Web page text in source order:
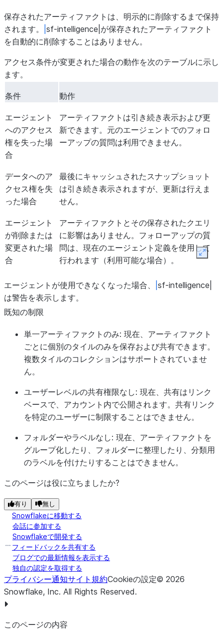
保存されたアーティファクトは、明示的に削除するまで保持
されます。
sf-intelligence|が保存されたアーティファクト
を自動的に削除することはありません。
アクセス条件が変更された場合の動作を次のテーブルに示し
ます。
条件 動作
エージェント
へのアクセス
権を失った場
合
アーティファクトは引き続き表示および更
新できます。元のエージェントでのフォロ
ーアップの質問は利用できません。
データへのア
クセス権を失
った場合
最後にキャッシュされたスナップショット
は引き続き表示されますが、更新は行えま
せん。
エージェント
が削除または
変更された場
合
アーティファクトとその保存されたクエリ
に影響はありません。フォローアップの質
問は、現在のエージェント定義を使用して
行われます（利用可能な場合）。
エージェントが使用できなくなった場合、
sf-intelligence|
は警告を表示します。
既知の制限
単一アーティファクトのみ: 現在、アーティファクト
ごとに個別のタイルのみを保存および共有できます。
複数タイルのコレクションはサポートされていませ
ん。
ユーザーレベルの共有権限なし: 現在、共有はリンク
ベースで、アカウント内で公開されます。共有リンク
を特定のユーザーに制限することはできません。
フォルダーやラベルなし: 現在、アーティファクトを
グループ化したり、フォルダーに整理したり、分類用
のラベルを付けたりすることはできません。
このページは役に立ちましたか?
有り 無し
Snowflakeに移動する
会話に参加する
Snowflakeで開発する
フィードバックを共有する
ブログでの最新情報を表示する
独自の認定を取得する
プライバシー通知サイト規約Cookieの設定© 2026
Snowflake, Inc. All Rights Reserved.
このページの内容